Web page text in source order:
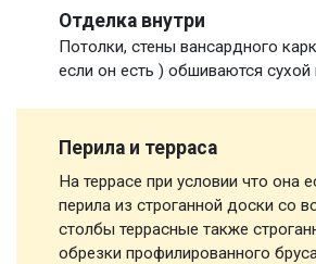
Отделка внутри
Потолки, стены вансардного
если он есть ) обшиваются сухой
Перила и терраса
На террасе при условии что она
перила из строганной доски со
столбы террасные также
обрезки профилированного